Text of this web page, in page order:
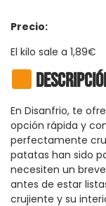
Precio:
El kilo sale a 1,89€
En Disanfrio, te
opción rápida y
perfectamente
patatas han sido
necesiten un
antes de estar
crujiente y su